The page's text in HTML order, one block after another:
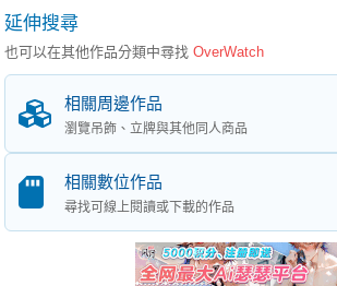
延伸搜尋
也可以在其他作品分類中尋找OverWatch
相關周邊作品
瀏覽吊飾、立牌與其他同人商品
相關數位作品
尋找可線上閱讀或下載的作品